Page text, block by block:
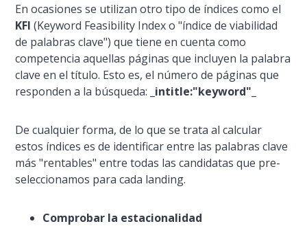
En ocasiones se utilizan otro tipo de í­ndices como el
KFI (Keyword Feasibility Indexo "í­ndice de viabilidad
de palabras clave") que tiene en cuenta como
competencia aquellas páginas que incluyen la palabra
clave en el tí­tulo. Esto es, el número de páginas que
responden a la búsqueda: _intitle:"keyword"_
De cualquier forma, de lo que se trata al calcular
estos í­ndices es de identificar entre las palabras clave
más "rentables" entre todas las candidatas que pre-
seleccionamos para cada landing.
Comprobar la estacionalidad